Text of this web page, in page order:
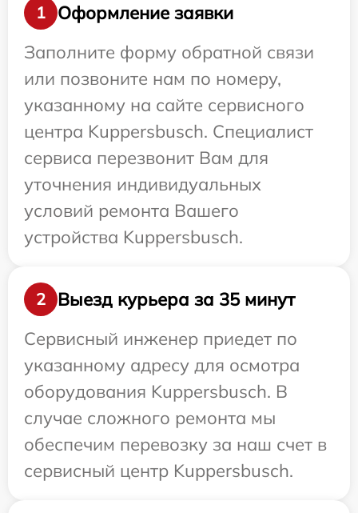
1
Оформление заявки
Заполните форму обратной связи
или позвоните нам по номеру,
указанному на сайте сервисного
центра Kuppersbusch. Специалист
сервиса перезвонит Вам для
уточнения индивидуальных
условий ремонта Вашего
устройства Kuppersbusch.
2
Выезд курьера за 35 минут
Сервисный инженер приедет по
указанному адресу для осмотра
оборудования Kuppersbusch. В
случае сложного ремонта мы
обеспечим перевозку за наш счет в
сервисный центр Kuppersbusch.